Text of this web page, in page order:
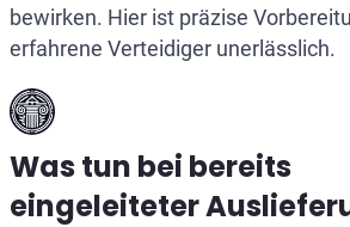
bewirken. Hier ist präzise
erfahrene Verteidiger unerlässlich.
Was tun bei bereits
eingeleiteter